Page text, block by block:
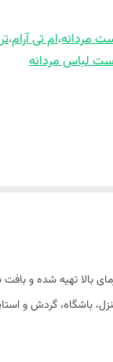
مردانه،ام تی آرام،
لباس مردانه
بالا تهیه شده و
باشگاه، گردش و